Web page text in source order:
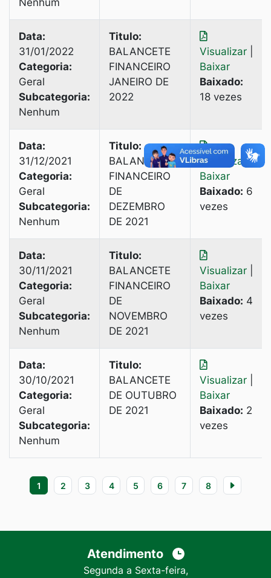
Nenhum
Data:
31/01/2022
Categoria:
Geral
Subcategoria:
Nenhum
Titulo:
BALANCETE
FINANCEIRO
JANEIRO DE
2022
Visualizar
Baixar
Baixado:
18 vezes
Data:
31/12/2021
Categoria:
Geral
Subcategoria:
Nenhum
Titulo:
BALANCETE
FINANCEIRO
DE
DEZEMBRO
DE 2021
Visualizar|
Baixar
Baixado: 6
vezes
Data:
30/11/2021
Categoria:
Geral
Subcategoria:
Nenhum
Titulo:
BALANCETE
FINANCEIRO
DE
NOVEMBRO
DE 2021
Visualizar
Baixar
Baixado: 4
vezes
Data:
30/10/2021
Categoria:
Geral
Subcategoria:
Nenhum
Titulo:
BALANCETE
DE OUTUBRO
DE 2021
Visualizar
Baixar
Baixado: 2
vezes
1 2 3 4 5 6 7 8
Atendimento
Segunda a Sexta-feira,